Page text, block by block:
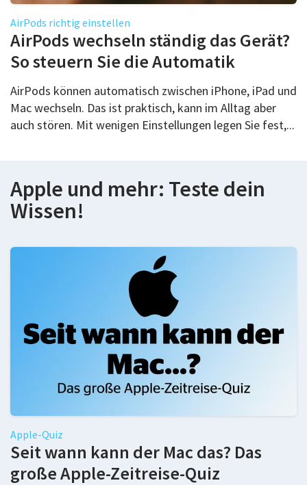
AirPods richtig einstellen
AirPods wechseln ständig das Gerät?
So steuern Sie die Automatik
AirPods können automatisch zwischen iPhone, iPad und
Mac wechseln. Das ist praktisch, kann im Alltag aber
auch stören. Mit wenigen Einstellungen legen Sie fest,...
Apple und mehr: Teste dein
Wissen!
Apple-Quiz
Seit wann kann der Mac das? Das
große Apple-Zeitreise-Quiz